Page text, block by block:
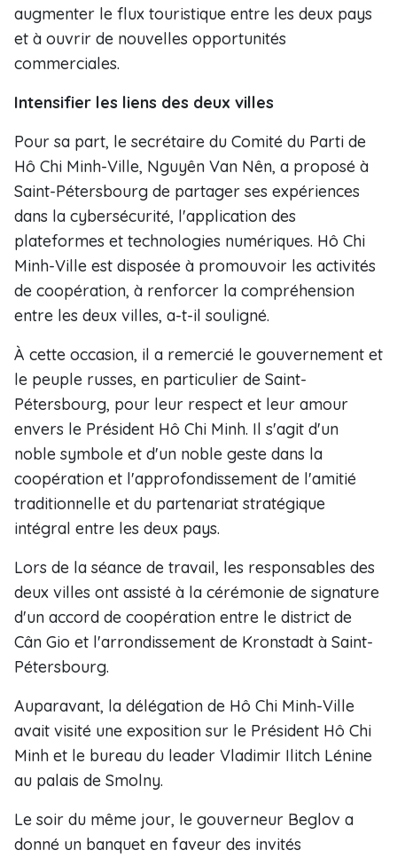
augmenter le flux touristique entre les deux pays
et à ouvrir de nouvelles opportunités
commerciales.
Intensifier les liens des deux villes
Pour sa part, le secrétaire du Comité du Parti de
Hô Chi Minh-Ville, Nguyên Van Nên, a proposé à
Saint-Pétersbourg de partager ses expériences
dans la cybersécurité, l'application des
plateformes et technologies numériques. Hô Chi
Minh-Ville est disposée à promouvoir les activités
de coopération, à renforcer la compréhension
entre les deux villes, a-t-il souligné.
À cette occasion, il a remercié le gouvernement et
le peuple russes, en particulier de Saint-
Pétersbourg, pour leur respect et leur amour
envers le Président Hô Chi Minh. Il s'agit d'un
noble symbole et d'un noble geste dans la
coopération et l'approfondissement de l'amitié
traditionnelle et du partenariat stratégique
intégral entre les deux pays.
Lors de la séance de travail, les responsables des
deux villes ont assisté à la cérémonie de signature
d'un accord de coopération entre le district de
Cân Gio et l'arrondissement de Kronstadt à Saint-
Pétersbourg.
Auparavant, la délégation de Hô Chi Minh-Ville
avait visité une exposition sur le Président Hô Chi
Minh et le bureau du leader Vladimir Ilitch Lénine
au palais de Smolny.
Le soir du même jour, le gouverneur Beglov a
donné un banquet en faveur des invités